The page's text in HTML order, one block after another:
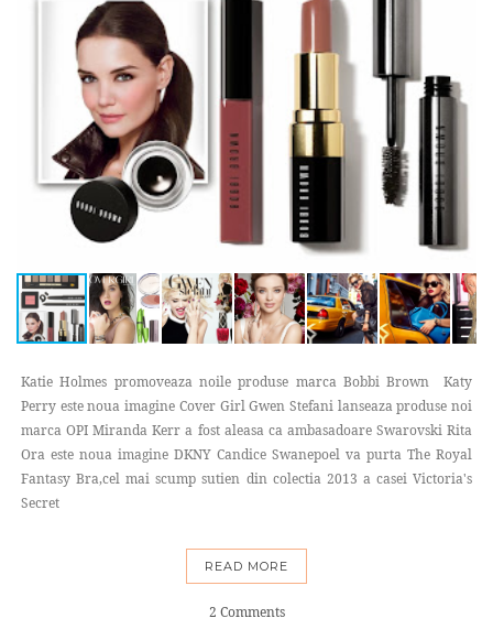
Katie Holmes promoveaza noile produse marca Bobbi Brown Katy
Perry este noua imagine Cover Girl Gwen Stefani lanseaza produse noi
marca OPI Miranda Kerr a fost aleasa ca ambasadoare Swarovski Rita
Ora este noua imagine DKNY Candice Swanepoel va purta The Royal
Fantasy Bra,cel mai scump sutien din colectia 2013 a casei Victoria's
Secret
READ MORE
2 Comments